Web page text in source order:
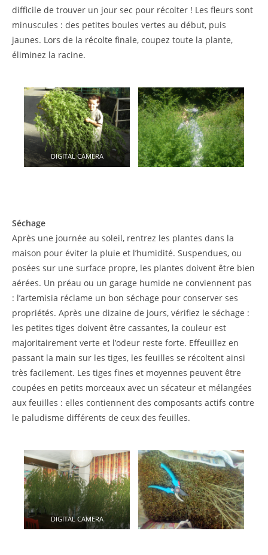
difficile de trouver un jour sec pour récolter ! Les fleurs sont
minuscules : des petites boules vertes au début, puis
jaunes. Lors de la récolte finale, coupez toute la plante,
éliminez la racine.
DIGITAL CAMERA
Séchage
Après une journée au soleil, rentrez les plantes dans la
maison pour éviter la pluie et l’humidité. Suspendues, ou
posées sur une surface propre, les plantes doivent être bien
aérées. Un préau ou un garage humide ne conviennent pas
: l’artemisia réclame un bon séchage pour conserver ses
propriétés. Après une dizaine de jours, vérifiez le séchage :
les petites tiges doivent être cassantes, la couleur est
majoritairement verte et l’odeur reste forte. Effeuillez en
passant la main sur les tiges, les feuilles se récoltent ainsi
très facilement. Les tiges fines et moyennes peuvent être
coupées en petits morceaux avec un sécateur et mélangées
aux feuilles : elles contiennent des composants actifs contre
le paludisme différents de ceux des feuilles.
DIGITAL CAMERA